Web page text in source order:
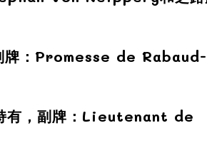
：Promesse de Rabaud-
有，副牌：Lieutenant de